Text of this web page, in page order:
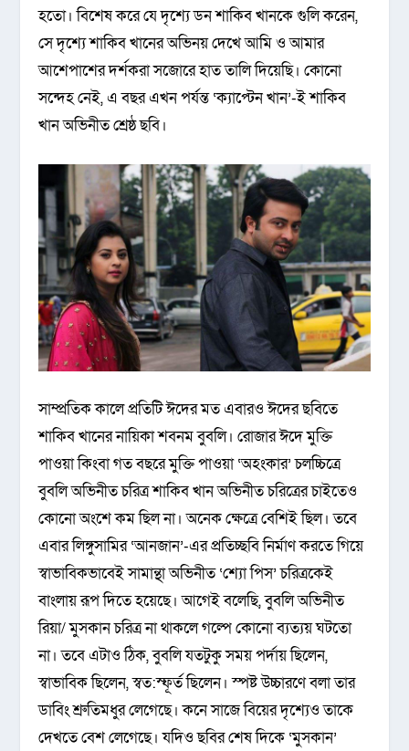
হতো। বিশেষ করে যে দৃশ্যে ডন শাকিব খানকে গুলি করেন,
সে দৃশ্যে শাকিব খানের অভিনয় দেখে আমি ও আমার
আশেপাশের দর্শকরা সজোরে হাত তালি দিয়েছি। কোনো
সন্দেহ নেই, এ বছর এখন পর্যন্ত ‘ক্যাপ্টেন খান’-ই শাকিব
খান অভিনীত শ্রেষ্ঠ ছবি।
সাম্প্রতিক কালে প্রতিটি ঈদের মত এবারও ঈদের ছবিতে
শাকিব খানের নায়িকা শবনম বুবলি। রোজার ঈদে মুক্তি
পাওয়া কিংবা গত বছরে মুক্তি পাওয়া ‘অহংকার’ চলচ্চিত্রে
বুবলি অভিনীত চরিত্র শাকিব খান অভিনীত চরিত্রের চাইতেও
কোনো অংশে কম ছিল না। অনেক ক্ষেত্রে বেশিই ছিল। তবে
এবার লিঙ্গুসামির ‘আনজান’-এর প্রতিচ্ছবি নির্মাণ করতে গিয়ে
স্বাভাবিকভাবেই সামান্থা অভিনীত ‘শ্যো পিস’ চরিত্রকেই
বাংলায় রূপ দিতে হয়েছে। আগেই বলেছি, বুবলি অভিনীত
রিয়া/ মুসকান চরিত্র না থাকলে গল্পে কোনো ব্যত্যয় ঘটতো
না। তবে এটাও ঠিক, বুবলি যতটুকু সময় পর্দায় ছিলেন,
স্বাভাবিক ছিলেন, স্বত:স্ফূর্ত ছিলেন। স্পষ্ট উচ্চারণে বলা তার
ডাবিং শ্রুতিমধুর লেগেছে। কনে সাজে বিয়ের দৃশ্যেও তাকে
দেখতে বেশ লেগেছে। যদিও ছবির শেষ দিকে ‘মুসকান’